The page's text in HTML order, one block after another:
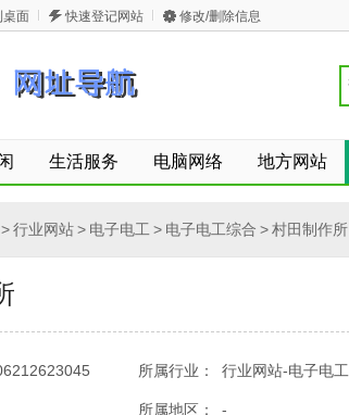
桌面 快速登记网站 修改/删除信息
生活服务 电脑网络 地方网站
>行业网站> 电子电工 > 电子电工综合 >村田制作所
所属行业： 行业网站-电子电工
所属地区： -